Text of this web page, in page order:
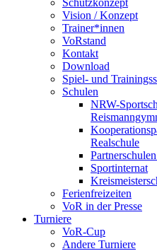
Schutzkonzept
Vision / Konzept
Trainer*innen
VoRstand
Kontakt
Download
Spiel- und
Schulen
NRW-
Realschule
Sportinternat
Ferienfreizeiten
VoR in der Presse
Turniere
VoR-Cup
Andere Turniere